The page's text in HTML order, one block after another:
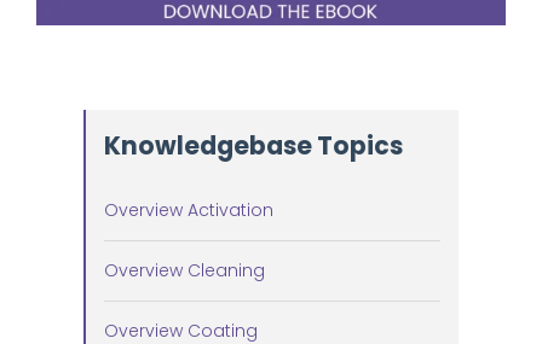
Knowledgebase Topics
Overview Activation
Overview Cleaning
Overview Coating